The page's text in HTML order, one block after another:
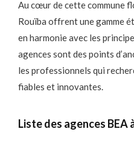
Au cœur de cette commune
Rouïba offrent une gamme
en harmonie avec les
agences sont des points
les professionnels qui
fiables et innovantes.
Liste des agences BEA